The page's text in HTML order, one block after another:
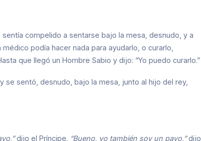
compelido a sentarse bajo la mesa, desnudo, y a
podía hacer nada para ayudarlo, o curarlo,
que llegó un Hombre Sabio y dijo: “Yo puedo curarlo.”
se sentó, desnudo, bajo la mesa, junto al hijo del rey,
dijo el Príncipe. “Bueno, yo también soy un pavo,”dijo